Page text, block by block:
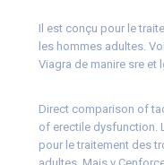
Il est conçu pour le
les hommes adultes.
Viagra de manire sre et
Direct comparison of
of erectile dysfunction.
pour le traitement des